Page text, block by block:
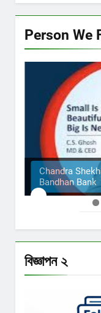
Person We
Chandra
Bandhan Bank
বিজ্ঞাপন ২